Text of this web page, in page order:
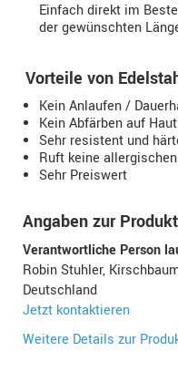
Einfach direkt im
der gewünschten
Vorteile von
Kein Anlaufen /
Kein Abfärben auf
Sehr resistent und
Ruft keine
Sehr Preiswert
Angaben zur
Verantwortliche Person
Robin Stuhler,
Deutschland
Jetzt kontaktieren
Weitere Details zur